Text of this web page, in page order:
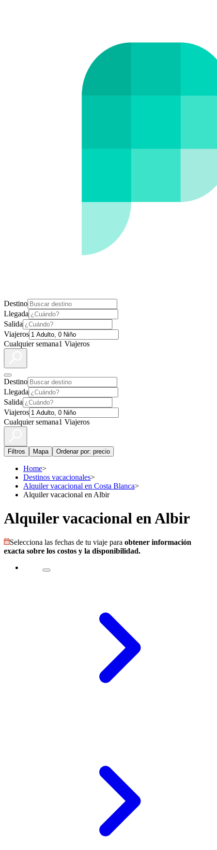
Destino
Llegada
Salida
Viajeros
Cualquier semana1 Viajeros
Destino
Llegada
Salida
Viajeros
Cualquier semana1 Viajeros
Filtros Mapa Ordenar por: precio
Home>
Destinos vacacionales>
Alquiler vacacional en Costa Blanca>
Alquiler vacacional en Albir
Alquiler vacacional en Albir
Selecciona las fechas de tu viaje para obtener información
exacta sobre los costos y la disponibilidad.